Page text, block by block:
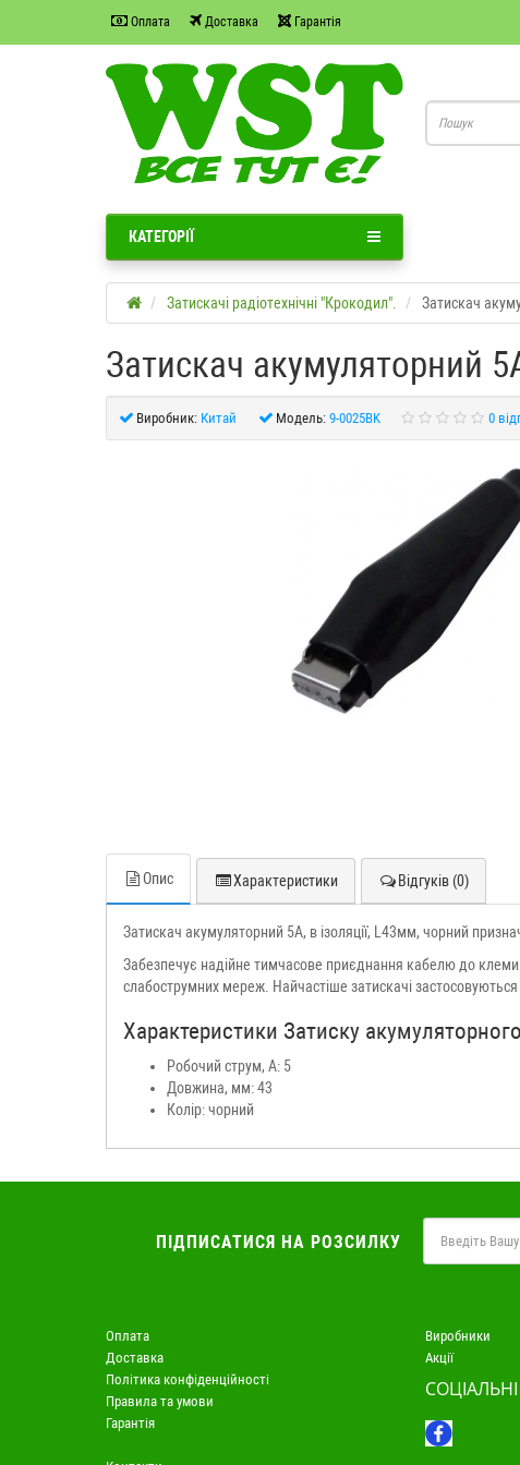
Оплата Доставка Гарантія
КАТЕГОРІЇ
Затискачі радіотехнічні "Крокодил". Затискач
Затискач акумуляторний
Виробник: Китай Модель: 9-0025BK 0
Опис Характеристики Відгуків (0)
Затискач акумуляторний 5А, в ізоляції, L43мм, чорний
Забезпечує надійне тимчасове приєднання кабелю до
слабострумних мереж. Найчастіше затискачі
Характеристики Затиску
Робочий струм, А: 5
Довжина, мм: 43
Колір: чорний
ПІДПИСАТИСЯ НА РОЗСИЛКУ
Оплата
Доставка
Політика конфіденційності
Правила та умови
Гарантія
Виробники
Акції